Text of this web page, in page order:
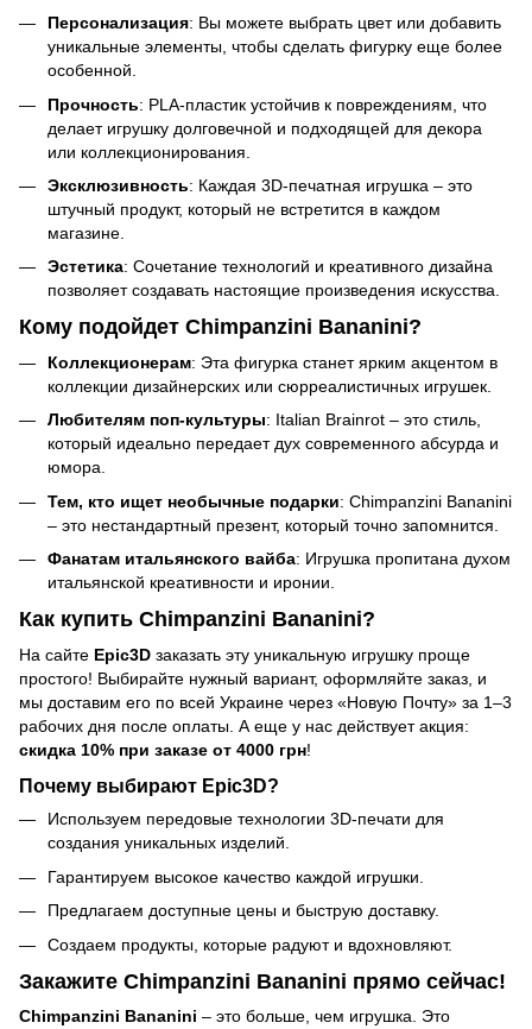
Персонализация: Вы можете выбрать цвет или добавить
уникальные элементы, чтобы сделать фигурку еще более
особенной.
Прочность: PLA-пластик устойчив к повреждениям, что
делает игрушку долговечной и подходящей для декора
или коллекционирования.
Эксклюзивность: Каждая 3D-печатная игрушка – это
штучный продукт, который не встретится в каждом
магазине.
Эстетика: Сочетание технологий и креативного дизайна
позволяет создавать настоящие произведения искусства.
Кому подойдет Chimpanzini Bananini?
Коллекционерам: Эта фигурка станет ярким акцентом в
коллекции дизайнерских или сюрреалистичных игрушек.
Любителям поп-культуры: Italian Brainrot – это стиль,
который идеально передает дух современного абсурда и
юмора.
Тем, кто ищет необычные подарки: Chimpanzini Bananini
– это нестандартный презент, который точно запомнится.
Фанатам итальянского вайба: Игрушка пропитана духом
итальянской креативности и иронии.
Как купить Chimpanzini Bananini?
На сайте Epic3D заказать эту уникальную игрушку проще
простого! Выбирайте нужный вариант, оформляйте заказ, и
мы доставим его по всей Украине через «Новую Почту» за 1–3
рабочих дня после оплаты. А еще у нас действует акция:
скидка 10% при заказе от 4000 грн!
Почему выбирают Epic3D?
Используем передовые технологии 3D-печати для
создания уникальных изделий.
Гарантируем высокое качество каждой игрушки.
Предлагаем доступные цены и быструю доставку.
Создаем продукты, которые радуют и вдохновляют.
Закажите Chimpanzini Bananini прямо сейчас!
Chimpanzini Bananini – это больше, чем игрушка. Это